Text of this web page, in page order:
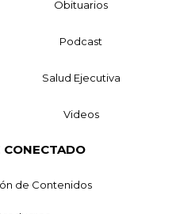
Obituarios
Podcast
Salud Ejecutiva
Videos
CONECTADO
de Contenidos